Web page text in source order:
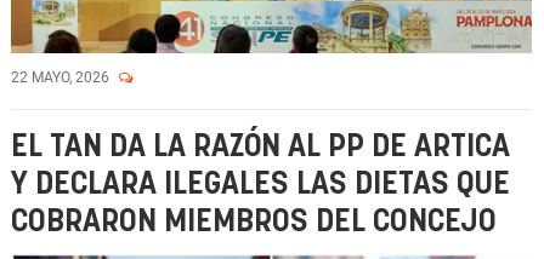
22 MAYO, 2026
EL TAN DA LA RAZÓN AL PP DE ARTICA
Y DECLARA ILEGALES LAS DIETAS QUE
COBRARON MIEMBROS DEL CONCEJO